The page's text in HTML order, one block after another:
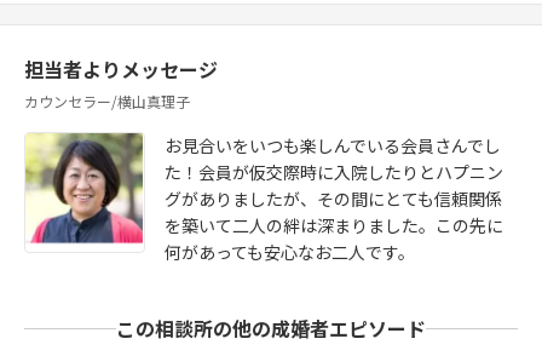
担当者よりメッセージ
カウンセラー/横山真理子
お見合いをいつも楽しんでいる会員さんでし
た！会員が仮交際時に入院したりとハプニン
グがありましたが、その間にとても信頼関係
を築いて二人の絆は深まりました。この先に
何があっても安心なお二人です。
この相談所の他の成婚者エピソード